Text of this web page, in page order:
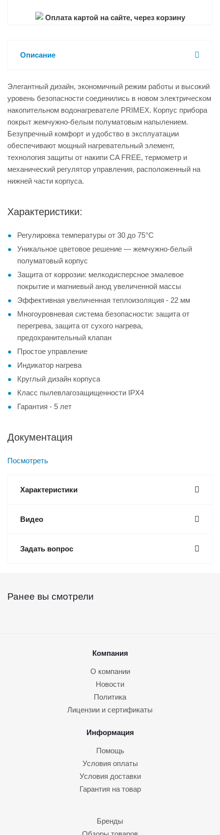
Оплата картой на сайте, через корзину
Описание
Элегантный дизайн, экономичный режим работы и высокий
уровень безопасности соединились в новом электрическом
накопительном водонагревателе PRIMЕX. Корпус прибора
покрыт жемчужно-белым полуматовым напылением.
Безупречный комфорт и удобство в эксплуатации
обеспечивают мощный нагревательный элемент,
технология защиты от накипи CA FREE, термометр и
механический регулятор управления, расположенный на
нижней части корпуса.
Характеристики:
Регулировка температуры от 30 до 75°С
Уникальное цветовое решение — жемчужно-белый
полуматовый корпус
Защита от коррозии: мелкодисперсное эмалевое
покрытие и магниевый анод увеличенной массы
Эффективная увеличенная теплоизоляция - 22 мм
Многоуровневая система безопасности: защита от
перегрева, защита от сухого нагрева,
предохранительный клапан
Простое управление
Индикатор нагрева
Круглый дизайн корпуса
Класс пылевлагозащищенности IPX4
Гарантия - 5 лет
Документация
Посмотреть
Характеристики
Видео
Задать вопрос
Ранее вы смотрели
Компания
О компании
Новости
Политика
Лицензии и сертификаты
Информация
Помощь
Условия оплаты
Условия доставки
Гарантия на товар
Бренды